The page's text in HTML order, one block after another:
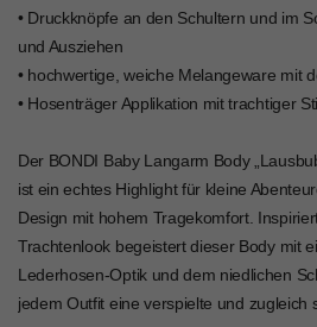
• Druckknöpfe an den Schultern und im
und Ausziehen
• hochwertige, weiche Melangeware mit
• Hosenträger Applikation mit trachtiger
Der BONDI Baby Langarm Body
ist ein echtes Highlight für kleine
Design mit hohem Tragekomfort.
Trachtenlook begeistert dieser Body mit
Lederhosen-Optik und dem niedlichen
jedem Outfit eine verspielte und zugleich